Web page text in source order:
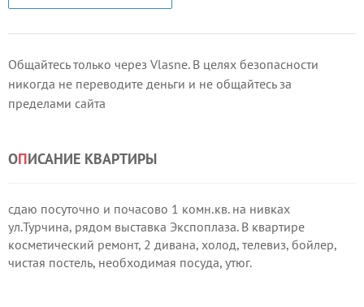
Общайтесь только через Vlasne. В целях безопасности
никогда не переводите деньги и не общайтесь за
пределами сайта
ОПИСАНИЕ КВАРТИРЫ
сдаю посуточно и почасово 1 комн.кв. на нивках
ул.Турчина, рядом выставка Экспоплаза. В квартире
косметический ремонт, 2 дивана, холод, телевиз, бойлер,
чистая постель, необходимая посуда, утюг.